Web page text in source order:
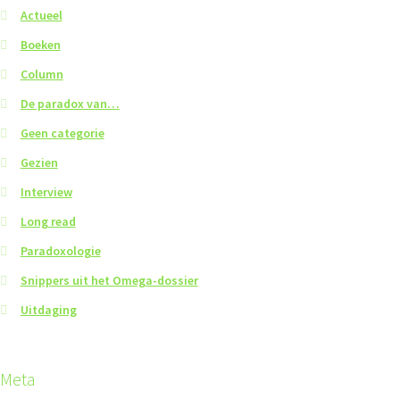
Actueel
Boeken
Column
De paradox van…
Geen categorie
Gezien
Interview
Long read
Paradoxologie
Snippers uit het Omega-dossier
Uitdaging
Meta